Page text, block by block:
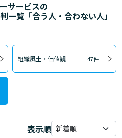
サービスの
一覧「合う人・合わない人」
組織風土・価値観 47件
表示順